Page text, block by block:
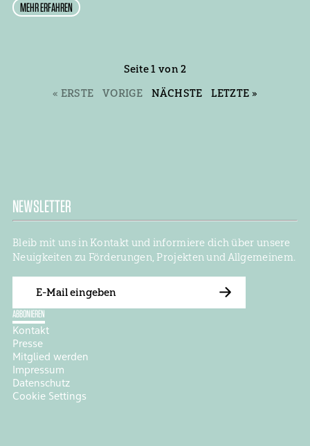
MEHR ERFAHREN
« ERSTE VORIGE
Seite 1 von 2
NÄCHSTE
LETZTE »
NEWSLETTER
Bleib mit uns in Kontakt und informiere dich über unsere
Neuigkeiten zu Förderungen, Projekten und Allgemeinem.
Mail
ABBONIEREN
Kontakt
Presse
Mitglied werden
Impressum
Datenschutz
Cookie Settings